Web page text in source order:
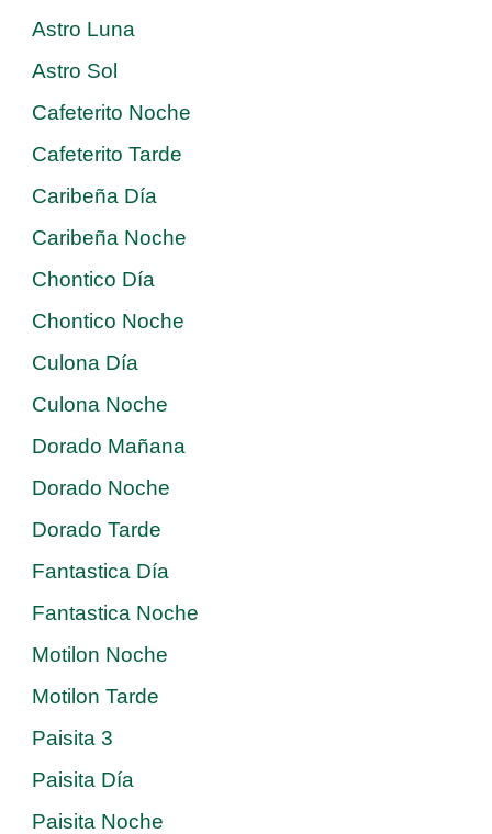
Astro Luna
Astro Sol
Cafeterito Noche
Cafeterito Tarde
Caribeña Día
Caribeña Noche
Chontico Día
Chontico Noche
Culona Día
Culona Noche
Dorado Mañana
Dorado Noche
Dorado Tarde
Fantastica Día
Fantastica Noche
Motilon Noche
Motilon Tarde
Paisita 3
Paisita Día
Paisita Noche